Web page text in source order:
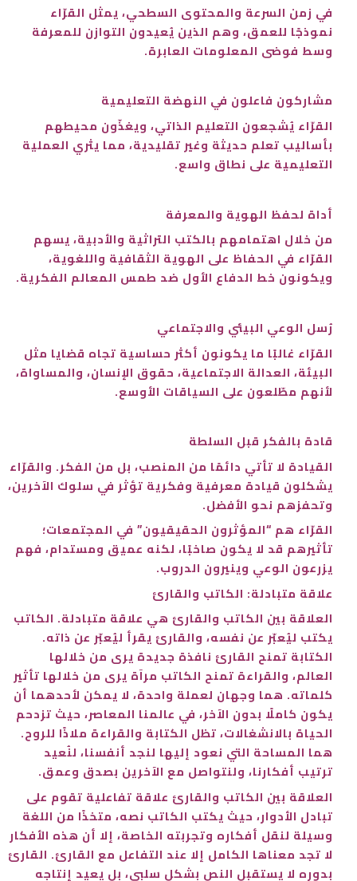
في زمن السرعة والمحتوى السطحي، يمثل القرّاء
نموذجًا للعمق، وهم الذين يُعيدون التوازن للمعرفة
وسط فوضى المعلومات العابرة.
مشاركون فاعلون في النهضة التعليمية
القرّاء يُشجعون التعليم الذاتي، ويغذّون محيطهم
بأساليب تعلم حديثة وغير تقليدية، مما يثري العملية
التعليمية على نطاق واسع.
أداة لحفظ الهوية والمعرفة
من خلال اهتمامهم بالكتب التراثية والأدبية، يسهم
القرّاء في الحفاظ على الهوية الثقافية واللغوية،
ويكونون خط الدفاع الأول ضد طمس المعالم الفكرية.
رُسل الوعي البيئي والاجتماعي
القرّاء غالبًا ما يكونون أكثر حساسية تجاه قضايا مثل
البيئة، العدالة الاجتماعية، حقوق الإنسان، والمساواة،
لأنهم مطّلعون على السياقات الأوسع.
قادة بالفكر قبل السلطة
القيادة لا تأتي دائمًا من المنصب، بل من الفكر. والقرّاء
يشكلون قيادة معرفية وفكرية تؤثر في سلوك الآخرين،
وتحفزهم نحو الأفضل.
القرّاء هم “المؤثرون الحقيقيون” في المجتمعات؛
تأثيرهم قد لا يكون صاخبًا، لكنه عميق ومستدام، فهم
يزرعون الوعي وينيرون الدروب.
علاقة متبادلة: الكاتب والقارئ
العلاقة بين الكاتب والقارئ هي علاقة متبادلة. الكاتب
يكتب ليُعبّر عن نفسه، والقارئ يقرأ ليُعبّر عن ذاته.
الكتابة تمنح القارئ نافذة جديدة يرى من خلالها
العالم، والقراءة تمنح الكاتب مرآة يرى من خلالها تأثير
كلماته. هما وجهان لعملة واحدة، لا يمكن لأحدهما أن
يكون كاملًا بدون الآخر، في عالمنا المعاصر، حيث تزدحم
الحياة بالانشغالات، تظل الكتابة والقراءة ملاذًا للروح.
هما المساحة التي نعود إليها لنجد أنفسنا، لنُعيد
ترتيب أفكارنا، ولنتواصل مع الآخرين بصدق وعمق.
العلاقة بين الكاتب والقارئ علاقة تفاعلية تقوم على
تبادل الأدوار، حيث يكتب الكاتب نصه، متخذًا من اللغة
وسيلة لنقل أفكاره وتجربته الخاصة، إلا أن هذه الأفكار
لا تجد معناها الكامل إلا عند التفاعل مع القارئ. القارئ
بدوره لا يستقبل النص بشكل سلبي، بل يعيد إنتاجه